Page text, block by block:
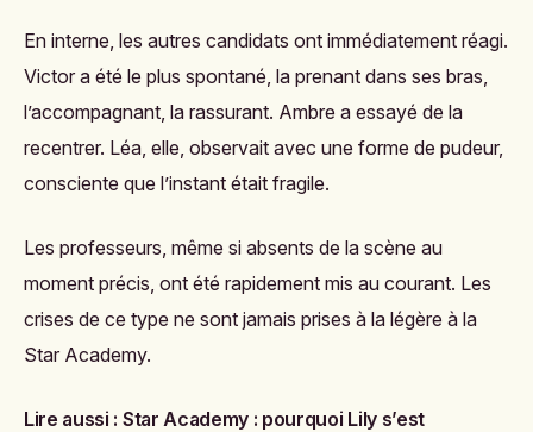
En interne, les autres candidats ont immédiatement réagi.
Victor a été le plus spontané, la prenant dans ses bras,
l’accompagnant, la rassurant. Ambre a essayé de la
recentrer. Léa, elle, observait avec une forme de pudeur,
consciente que l’instant était fragile.
Les professeurs, même si absents de la scène au
moment précis, ont été rapidement mis au courant. Les
crises de ce type ne sont jamais prises à la légère à la
Star Academy.
Lire aussi : Star Academy : pourquoi Lily s’est